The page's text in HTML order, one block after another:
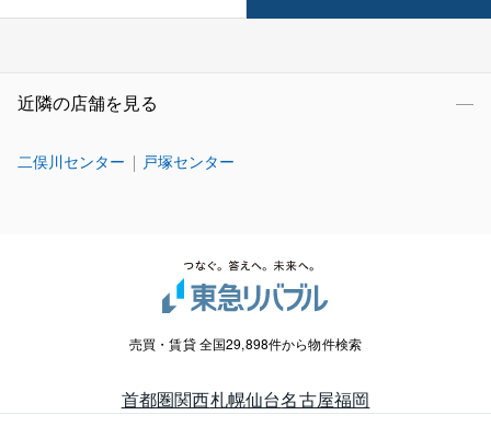
近隣の店舗を見る
二俣川センター 戸塚センター
売買・賃貸 全国29,898件から物件検索
首都圏関西札幌仙台名古屋福岡